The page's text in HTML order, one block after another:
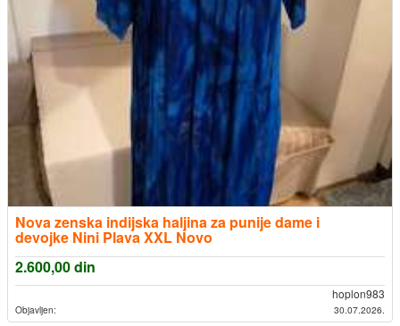
Nova zenska indijska haljina za punije dame i
devojke Nini Plava XXL Novo
2.600,00din
hoplon983
Objavljen: 30.07.2026.